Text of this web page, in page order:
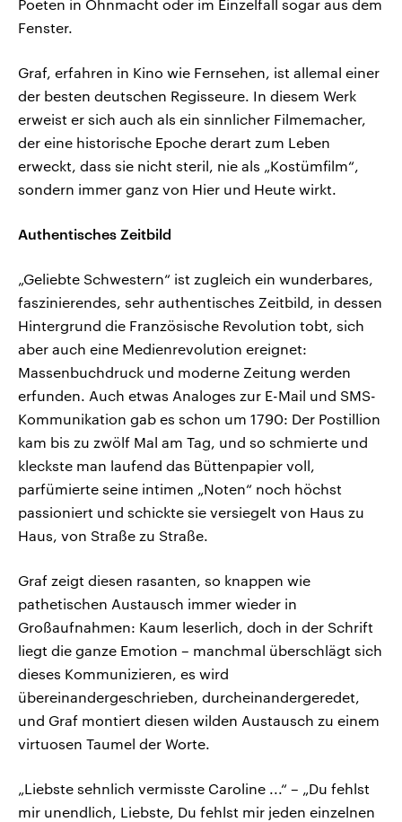
Poeten in Ohnmacht oder im Einzelfall sogar aus dem
Fenster.
Graf, erfahren in Kino wie Fernsehen, ist allemal einer
der besten deutschen Regisseure. In diesem Werk
erweist er sich auch als ein sinnlicher Filmemacher,
der eine historische Epoche derart zum Leben
erweckt, dass sie nicht steril, nie als „Kostümfilm“,
sondern immer ganz von Hier und Heute wirkt.
Authentisches Zeitbild
„Geliebte Schwestern“ ist zugleich ein wunderbares,
faszinierendes, sehr authentisches Zeitbild, in dessen
Hintergrund die Französische Revolution tobt, sich
aber auch eine Medienrevolution ereignet:
Massenbuchdruck und moderne Zeitung werden
erfunden. Auch etwas Analoges zur E-Mail und SMS-
Kommunikation gab es schon um 1790: Der Postillion
kam bis zu zwölf Mal am Tag, und so schmierte und
kleckste man laufend das Büttenpapier voll,
parfümierte seine intimen „Noten“ noch höchst
passioniert und schickte sie versiegelt von Haus zu
Haus, von Straße zu Straße.
Graf zeigt diesen rasanten, so knappen wie
pathetischen Austausch immer wieder in
Großaufnahmen: Kaum leserlich, doch in der Schrift
liegt die ganze Emotion – manchmal überschlägt sich
dieses Kommunizieren, es wird
übereinandergeschrieben, durcheinandergeredet,
und Graf montiert diesen wilden Austausch zu einem
virtuosen Taumel der Worte.
„Liebste sehnlich vermisste Caroline ...“ – „Du fehlst
mir unendlich, Liebste, Du fehlst mir jeden einzelnen